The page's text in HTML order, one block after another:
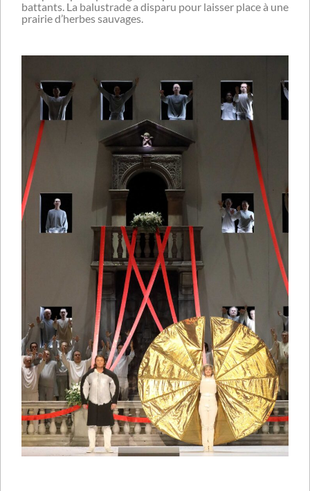
battants. La balustrade a disparu pour laisser place à une
prairie d’herbes sauvages.